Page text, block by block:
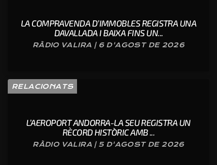
LA COMPRAVENDA D’IMMOBLES REGISTRA UNA
DAVALLADA I BAIXA FINS UN...
RÀDIO VALIRA | 6 D'AGOST DE 2026
RELACIONATS
L’AEROPORT ANDORRA-LA SEU REGISTRA UN
RÈCORD HISTÒRIC AMB ...
RÀDIO VALIRA | 5 D'AGOST DE 2026